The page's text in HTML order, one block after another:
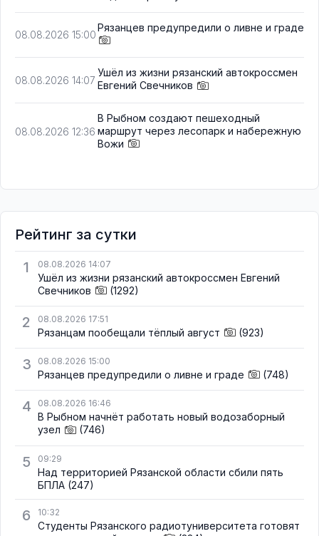
08.08.2026 15:00
Рязанцев предупредили о ливне и граде
08.08.2026 14:07
Ушёл из жизни рязанский автокроссмен
Евгений Свечников
08.08.2026 12:36
В Рыбном создают пешеходный
маршрут через лесопарк и набережную
Вожи
Рейтинг за сутки
1
08.08.2026 14:07
Ушёл из жизни рязанский автокроссмен Евгений
Свечников
(1292)
2 08.08.2026 17:51
Рязанцам пообещали тёплый август (923)
3 08.08.2026 15:00
Рязанцев предупредили о ливне и граде (748)
4 08.08.2026 16:46
В Рыбном начнёт работать новый водозаборный
узел
(746)
5 09:29
Над территорией Рязанской области сбили пять
БПЛА (247)
6 10:32
Студенты Рязанского радиотуниверситета готовят